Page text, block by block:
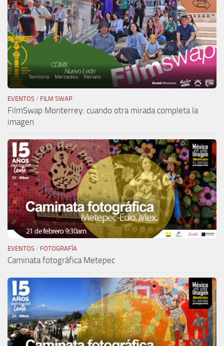
EVENTOS / FILM SWAP
FilmSwap Monterrey: cuando otra mirada completa la
imagen
EVENTOS / FOTOGRAFÍA
Caminata fotográfica Metepec